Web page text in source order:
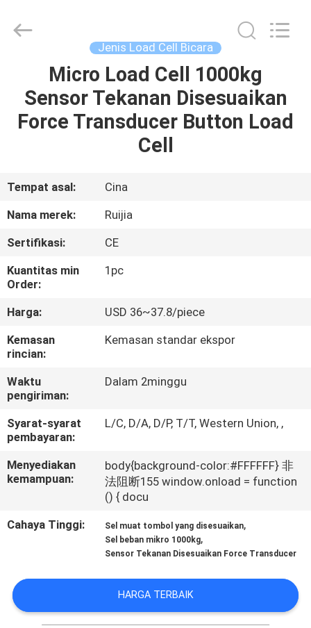
RUMAH
PRODUK
TENTANG
TUR
KONTROL
KAMI
PERMINTAAN
PENAWARAN
KEBIJAKAN
PRIVASI
Instruments
Jenis Load Cell Bicara
Micro Load Cell 1000kg
Sensor Tekanan Disesuaikan
Force Transducer Button Load
Cell
Tempat asal:
Cina
Nama merek:
Ruijia
Sertifikasi:
CE
Kuantitas min
Order:
1pc
Harga:
USD 36~37.8/piece
Kemasan
rincian:
Kemasan standar ekspor
Waktu
pengiriman:
Dalam 2minggu
Syarat-syarat
pembayaran:
L/C, D/A, D/P, T/T, Western Union, ,
Menyediakan
kemampuan:
body{background-color:#FFFFFF} 非
法阻断155 window.onload = function
() { docu
Cahaya Tinggi:
Sel muat tombol yang disesuaikan,
Sel beban mikro 1000kg,
Sensor Tekanan Disesuaikan Force Transducer
HARGA TERBAIK